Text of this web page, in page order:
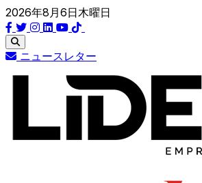
2026年8月6日木曜日
ニュースレター